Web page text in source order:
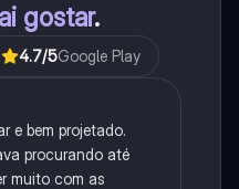
gostar.
4.7/5Google Play
e bem projetado.
procurando até
muito com as